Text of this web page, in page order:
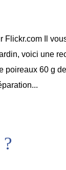
Flickr.com Il
voici une
poireaux 60 g